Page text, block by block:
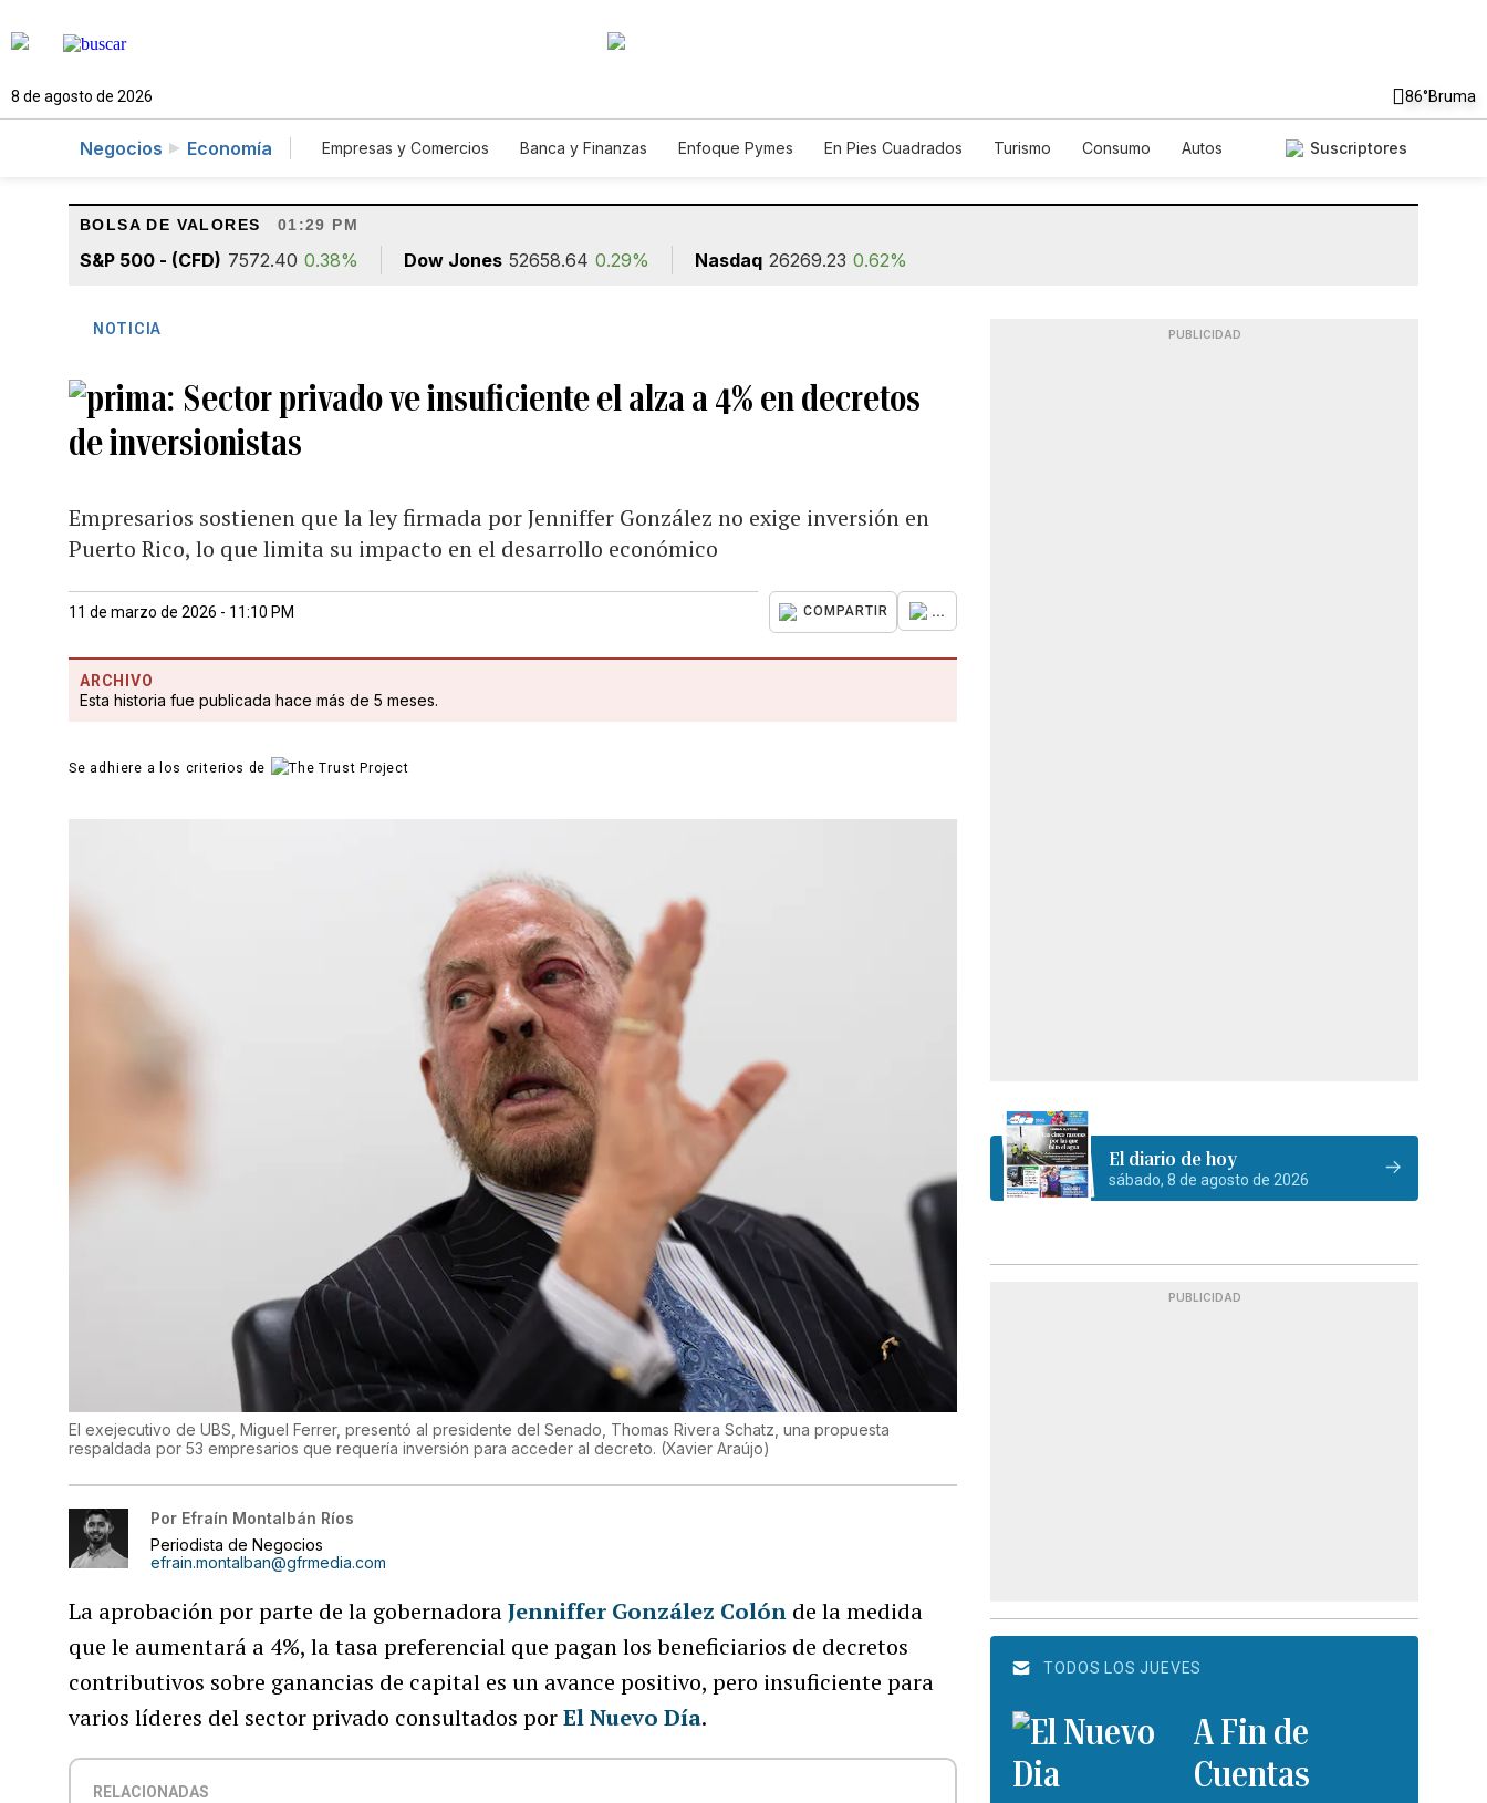
8 de agosto de 2026 86°Bruma
Negocios Economía Empresas y Comercios Banca y Finanzas Enfoque Pymes En Pies Cuadrados Turismo Consumo
Autos
Suscriptores
BOLSA DE VALORES 01:29 PM
S&P 500 - (CFD) 7572.40 0.38% Dow Jones 52658.64 0.29% Nasdaq 26269.23 0.62%
NOTICIA
Sector privado ve insuficiente el alza a 4% en decretos
de inversionistas
Empresarios sostienen que la ley firmada por Jenniffer González no exige inversión en
Puerto Rico, lo que limita su impacto en el desarrollo económico
11 de marzo de 2026 - 11:10 PM COMPARTIR ...
ARCHIVO
Esta historia fue publicada hace más de 5 meses.
Se adhiere a los criterios de
El exejecutivo de UBS, Miguel Ferrer, presentó al presidente del Senado, Thomas Rivera Schatz, una propuesta
respaldada por 53 empresarios que requería inversión para acceder al decreto. (Xavier Araújo)
Por Efraín Montalbán Ríos
Periodista de Negocios
efrain.montalban@gfrmedia.com
La aprobación por parte de la gobernadoraJenniffer González Colón de la medida
que le aumentará a 4%, la tasa preferencial que pagan los beneficiarios de decretos
contributivos sobre ganancias de capital es un avance positivo, pero insuficiente para
varios líderes del sector privado consultados porEl Nuevo Día.
RELACIONADAS
PUBLICIDAD
El diario de hoy
sábado, 8 de agosto de 2026
PUBLICIDAD
TODOS LOS JUEVES
A Fin de
Cuentas